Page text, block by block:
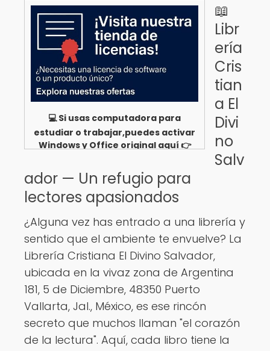
💻 Si usas computadora para
estudiar o trabajar,puedes activar
Windows y Office original aquí 👉
📖
Libr
ería
Cris
tian
a El
Divi
no
Salv
ador — Un refugio para
lectores apasionados
¿Alguna vez has entrado a una librería y
sentido que el ambiente te envuelve? La
Librería Cristiana El Divino Salvador,
ubicada en la vivaz zona de Argentina
181, 5 de Diciembre, 48350 Puerto
Vallarta, Jal., México, es ese rincón
secreto que muchos llaman "el corazón
de la lectura". Aquí, cada libro tiene la